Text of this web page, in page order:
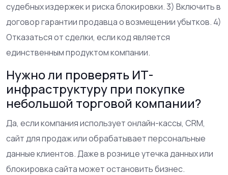
судебных издержек и риска блокировки. 3) Включить в
договор гарантии продавца о возмещении убытков. 4)
Отказаться от сделки, если код является
единственным продуктом компании.
Нужно ли проверять ИТ-
инфраструктуру при покупке
небольшой торговой компании?
Да, если компания использует онлайн-кассы, CRM,
сайт для продаж или обрабатывает персональные
данные клиентов. Даже в рознице утечка данных или
блокировка сайта может остановить бизнес.